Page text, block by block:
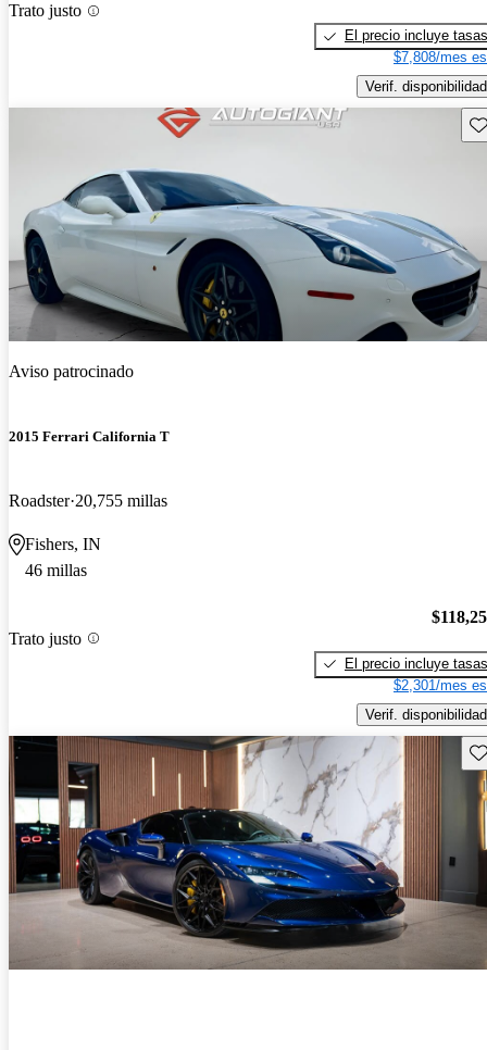
Trato justo
El precio incluye tasas
$7,808/mes
Verif. disponibilidad
Aviso patrocinado
2015 Ferrari California T
Roadster 20,755 millas
Fishers, IN
46 millas
Trato justo
El precio incluye tasas
$2,301/mes
Verif. disponibilidad